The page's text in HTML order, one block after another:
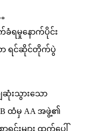
ခံရမှုနောက်ပိုင်း
ာ ရင်ဆိုင်တိုက်ပွဲ
းသွားသော
ထံမှ AA အဖွဲ့၏
းများ ထွက်ပေါ်